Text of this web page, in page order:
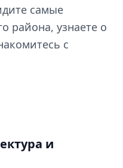
самые
района, узнаете о
с
и